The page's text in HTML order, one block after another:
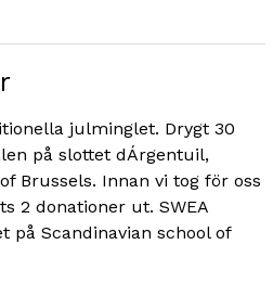
julminglet. Drygt 30
på slottet dÁrgentuil,
Brussels. Innan vi tog för oss
2 donationer ut. SWEA
på Scandinavian school of